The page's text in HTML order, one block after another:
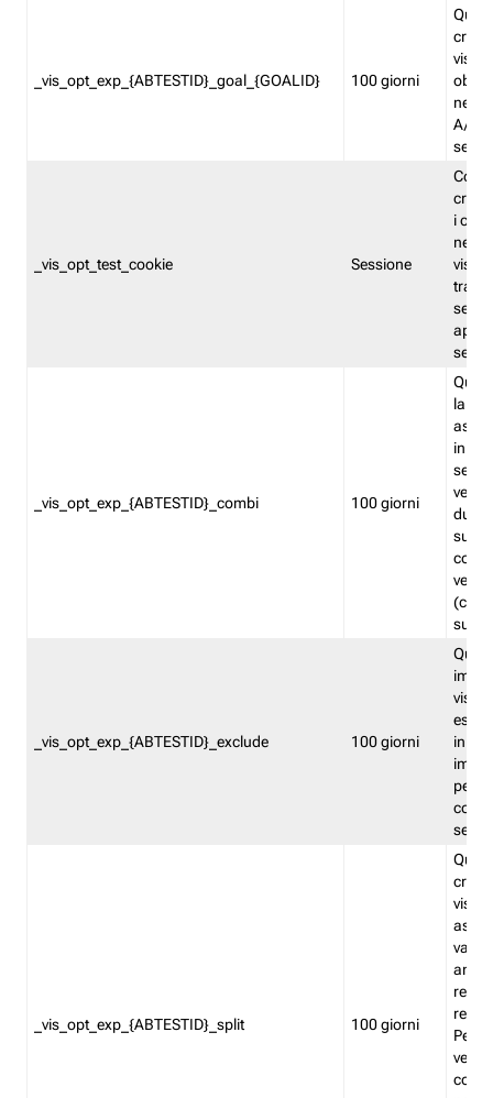
_vis_opt_exp_{ABTESTID}_goal_{GOALID} 100 giorni
nel
A/B.
_vis_opt_test_cookie Sessione
i
nel
_vis_opt_exp_{ABTESTID}_combi 100 giorni
la
in
_vis_opt_exp_{ABTESTID}_exclude 100 giorni
in
_vis_opt_exp_{ABTESTID}_split 100 giorni